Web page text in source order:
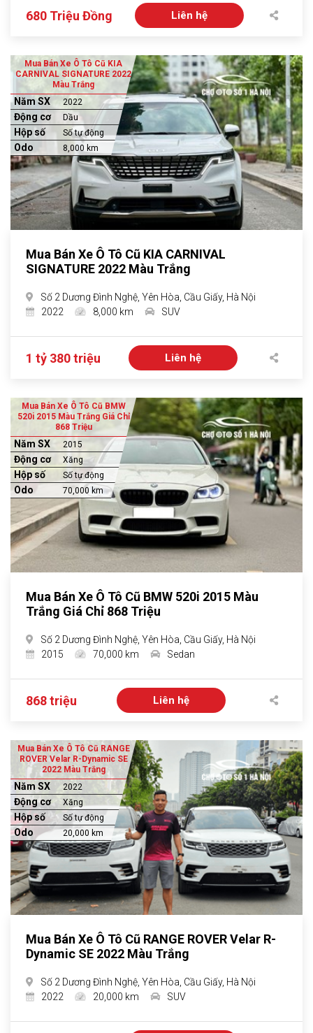
680 Triệu Đồng Liên hệ
Mua Bán Xe Ô Tô Cũ KIA
CARNIVAL SIGNATURE 2022
Màu Trắng
Năm SX 2022
Động cơ Dầu
Hộp số Số tự động
Odo 8,000 km
Mua Bán Xe Ô Tô Cũ KIA CARNIVAL
SIGNATURE 2022 Màu Trắng
Số 2 Dương Đình Nghệ, Yên Hòa, Cầu Giấy, Hà Nội
2022
8,000 km SUV
1 tỷ 380 triệu Liên hệ
Mua Bán Xe Ô Tô Cũ BMW
520i 2015 Màu Trắng Giá Chỉ
868 Triệu
Năm SX 2015
Động cơ Xăng
Hộp số Số tự động
Odo 70,000 km
Mua Bán Xe Ô Tô Cũ BMW 520i 2015 Màu
Trắng Giá Chỉ 868 Triệu
Số 2 Dương Đình Nghệ, Yên Hòa, Cầu Giấy, Hà Nội
2015
70,000 km Sedan
868 triệu Liên hệ
Mua Bán Xe Ô Tô Cũ RANGE
ROVER Velar R-Dynamic SE
2022 Màu Trắng
Năm SX 2022
Động cơ Xăng
Hộp số Số tự động
Odo 20,000 km
Mua Bán Xe Ô Tô Cũ RANGE ROVER Velar R-
Dynamic SE 2022 Màu Trắng
Số 2 Dương Đình Nghệ, Yên Hòa, Cầu Giấy, Hà Nội
2022
20,000 km SUV